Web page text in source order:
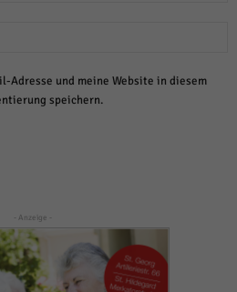
Adresse und meine Website in diesem
speichern.
- Anzeige -